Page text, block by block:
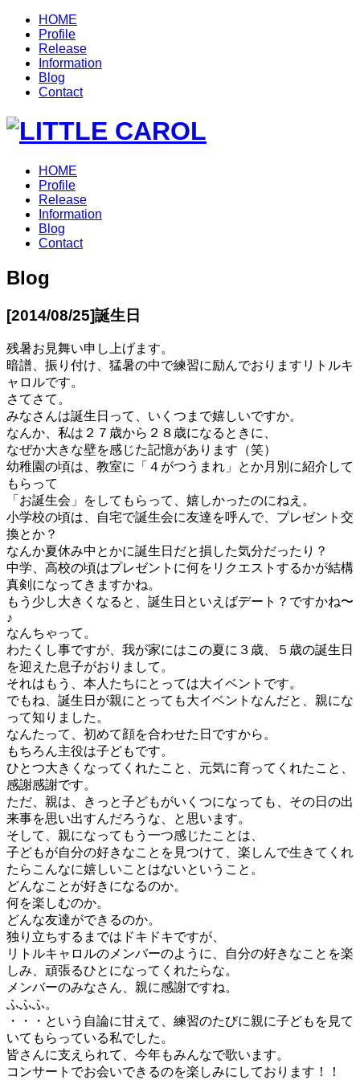
HOME
Profile
Release
Information
Blog
Contact
HOME
Profile
Release
Information
Blog
Contact
Blog
[2014/08/25]誕生日
残暑お見舞い申し上げます。
暗譜、振り付け、猛暑の中で練習に励んでおりますリトルキ
ャロルです。
さてさて。
みなさんは誕生日って、いくつまで嬉しいですか。
なんか、私は２７歳から２８歳になるときに、
なぜか大きな壁を感じた記憶があります（笑）
幼稚園の頃は、教室に「４がつうまれ」とか月別に紹介して
もらって
「お誕生会」をしてもらって、嬉しかったのにねえ。
小学校の頃は、自宅で誕生会に友達を呼んで、プレゼント交
換とか？
なんか夏休み中とかに誕生日だと損した気分だったり？
中学、高校の頃はプレゼントに何をリクエストするかが結構
真剣になってきますかね。
もう少し大きくなると、誕生日といえばデート？ですかね〜
♪
なんちゃって。
わたくし事ですが、我が家にはこの夏に３歳、５歳の誕生日
を迎えた息子がおりまして。
それはもう、本人たちにとっては大イベントです。
でもね、誕生日が親にとっても大イベントなんだと、親にな
って知りました。
なんたって、初めて顔を合わせた日ですから。
もちろん主役は子どもです。
ひとつ大きくなってくれたこと、元気に育ってくれたこと、
感謝感謝です。
ただ、親は、きっと子どもがいくつになっても、その日の出
来事を思い出すんだろうな、と思います。
そして、親になってもう一つ感じたことは、
子どもが自分の好きなことを見つけて、楽しんで生きてくれ
たらこんなに嬉しいことはないということ。
どんなことが好きになるのか。
何を楽しむのか。
どんな友達ができるのか。
独り立ちするまではドキドキですが、
リトルキャロルのメンバーのように、自分の好きなことを楽
しみ、頑張るひとになってくれたらな。
メンバーのみなさん、親に感謝ですね。
ふふふ。
・・・という自論に甘えて、練習のたびに親に子どもを見て
いてもらっている私でした。
皆さんに支えられて、今年もみんなで歌います。
コンサートでお会いできるのを楽しみにしております！！